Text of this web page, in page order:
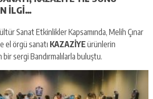
İLGİ…
Sanat Etkinlikler Kapsamında, Melih Çınar
el örgü sanatı KAZAZİYEürünlerin
sergi Bandırmalılarla buluştu.